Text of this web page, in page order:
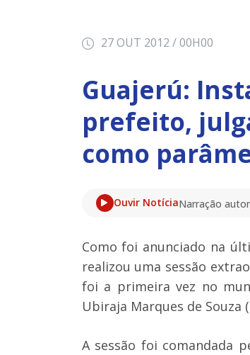
27 OUT 2012 / 00H00
Guajerú:
prefeito,
como
Ouvir NotíciaNarração
Como foi anunciado na
realizou uma sessão
foi a primeira vez no
Ubiraja Marques de Souza
A sessão foi comandada